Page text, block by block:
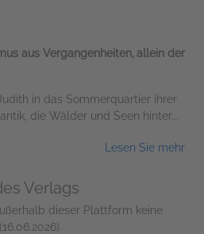
aus Vergangenheiten, allein der
in das Sommerquartier ihrer
die Wälder und Seen hinter...
Lesen Sie mehr
Verlags
dieser Plattform keine